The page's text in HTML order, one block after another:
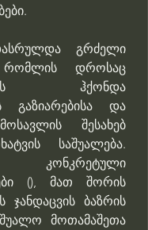
გრძელი
რომლის დროსაც
ჰქონდა
გაზიარებისა და
შესახებ
საშუალება.
(), მათ შორის
ჯანდაცვის ბაზრის
მოთამაშეთა